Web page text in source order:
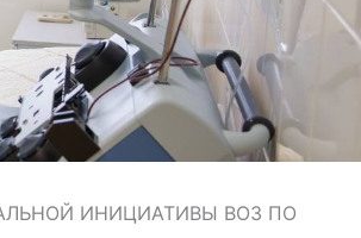
ИНИЦИАТИВЫ ВОЗ ПО